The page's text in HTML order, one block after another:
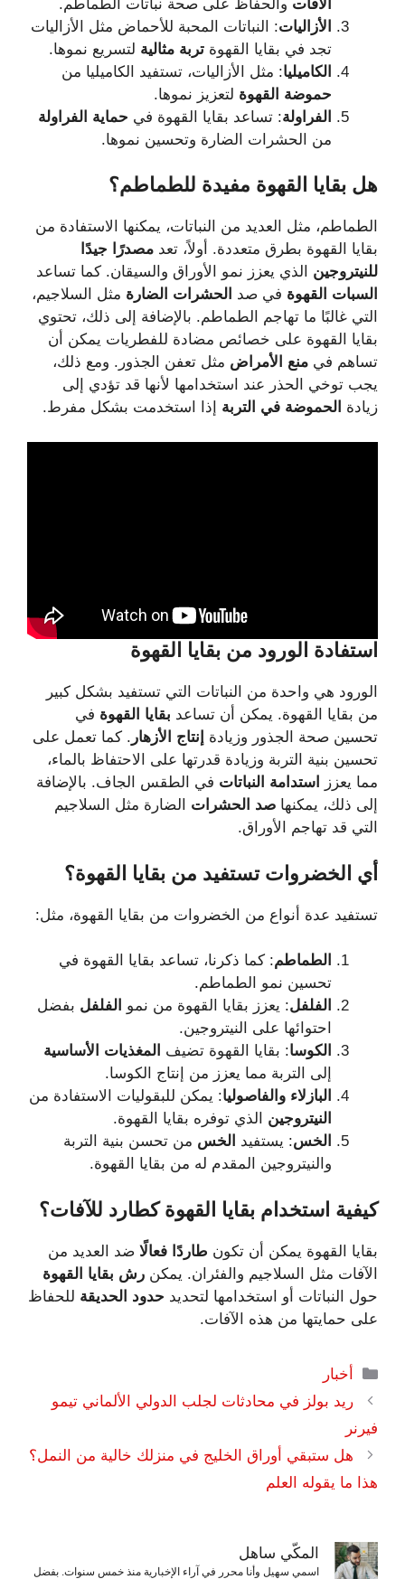
الآفات والحفاظ على صحة نباتات الطماطم.
الأزاليات: النباتات المحبة للأحماض مثل الأزاليات
تجد في بقايا القهوة تربة مثالية لتسريع نموها.
الكاميليا: مثل الأزاليات، تستفيد الكاميليا من
حموضة القهوة لتعزيز نموها.
الفراولة: تساعد بقايا القهوة في حماية الفراولة
من الحشرات الضارة وتحسين نموها.
هل بقايا القهوة مفيدة للطماطم؟
الطماطم، مثل العديد من النباتات، يمكنها الاستفادة من
بقايا القهوة بطرق متعددة. أولاً، تعد مصدرًا جيدًا
للنيتروجين الذي يعزز نمو الأوراق والسيقان. كما تساعد
السبات القهوة في صد الحشرات الضارة مثل السلاجيم،
التي غالبًا ما تهاجم الطماطم. بالإضافة إلى ذلك، تحتوي
بقايا القهوة على خصائص مضادة للفطريات يمكن أن
تساهم في منع الأمراض مثل تعفن الجذور. ومع ذلك،
يجب توخي الحذر عند استخدامها لأنها قد تؤدي إلى
زيادة الحموضة في التربة إذا استخدمت بشكل مفرط.
استفادة الورود من بقايا القهوة
الورود هي واحدة من النباتات التي تستفيد بشكل كبير
من بقايا القهوة. يمكن أن تساعد بقايا القهوة في
تحسين صحة الجذور وزيادة إنتاج الأزهار . كما تعمل على
تحسين بنية التربة وزيادة قدرتها على الاحتفاظ بالماء،
مما يعزز
استدامة النباتات في الطقس الجاف. بالإضافة
إلى ذلك، يمكنها صد الحشرات الضارة مثل السلاجيم
التي قد تهاجم الأوراق.
أي الخضروات تستفيد من بقايا القهوة؟
تستفيد عدة أنواع من الخضروات من بقايا القهوة، مثل:
الطماطم: كما ذكرنا، تساعد بقايا القهوة في
تحسين نمو الطماطم.
الفلفل: يعزز بقايا القهوة من نمو الفلفل بفضل
احتوائها على النيتروجين.
الكوسا: بقايا القهوة تضيف المغذيات الأساسية
إلى التربة مما يعزز من إنتاج الكوسا.
البازلاء والفاصوليا: يمكن للبقوليات الاستفادة من
النيتروجين الذي توفره بقايا القهوة.
الخس: يستفيد الخس من تحسن بنية التربة
والنيتروجين المقدم له من بقايا القهوة.
كيفية استخدام بقايا القهوة كطارد للآفات؟
بقايا القهوة يمكن أن تكون طاردًا فعالًا ضد العديد من
الآفات مثل السلاجيم والفئران. يمكن رش بقايا القهوة
حول النباتات أو استخدامها لتحديد حدود الحديقة للحفاظ
على حمايتها من هذه الآفات.
التصنيفات
أخبار
ريد بولز في محادثات لجلب الدولي الألماني تيمو
فيرنر
هل ستبقي أوراق الخليج في منزلك خالية من النمل؟
هذا ما يقوله العلم
المكّي ساهل
اسمي سهيل وأنا محرر في آراء الإخبارية منذ خمس سنوات. بفضل